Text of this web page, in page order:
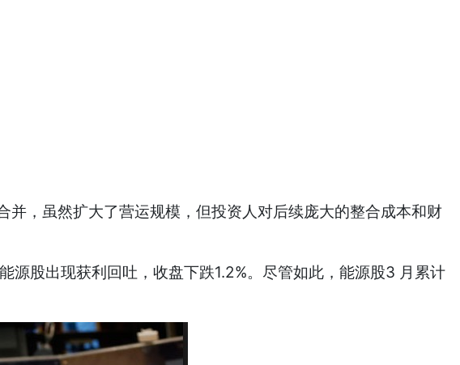
虽然扩大了营运规模，但投资人对后续庞大的整合成本和财
股出现获利回吐，收盘下跌1.2%。尽管如此，能源股3 月累计